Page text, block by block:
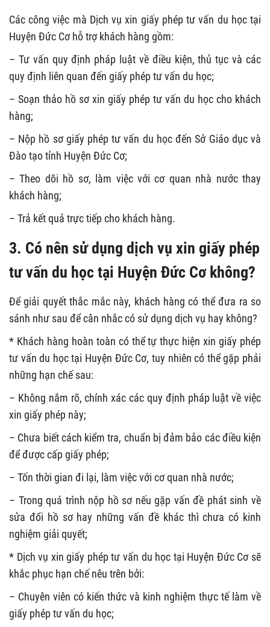
Các công việc mà Dịch vụ xin giấy phép tư vấn du học tại
Huyện Đức Cơ hỗ trợ khách hàng gồm:
– Tư vấn quy định pháp luật về điều kiện, thủ tục và các
quy định liên quan đến giấy phép tư vấn du học;
– Soạn thảo hồ sơ xin giấy phép tư vấn du học cho khách
hàng;
– Nộp hồ sơ giấy phép tư vấn du học đến Sở Giáo dục và
Đào tạo tỉnh Huyện Đức Cơ;
– Theo dõi hồ sơ, làm việc với cơ quan nhà nước thay
khách hàng;
– Trả kết quả trực tiếp cho khách hàng.
3. Có nên sử dụng dịch vụ xin giấy phép
tư vấn du học tại Huyện Đức Cơ không?
Để giải quyết thắc mắc này, khách hàng có thể đưa ra so
sánh như sau để cân nhắc có sử dụng dịch vụ hay không?
* Khách hàng hoàn toàn có thể tự thực hiện xin giấy phép
tư vấn du học tại Huyện Đức Cơ, tuy nhiên có thể gặp phải
những hạn chế sau:
– Không nắm rõ, chính xác các quy định pháp luật về việc
xin giấy phép này;
– Chưa biết cách kiểm tra, chuẩn bị đảm bảo các điều kiện
để được cấp giấy phép;
– Tốn thời gian đi lại, làm việc với cơ quan nhà nước;
– Trong quá trình nộp hồ sơ nếu gặp vấn đề phát sinh về
sửa đổi hồ sơ hay những vấn đề khác thì chưa có kinh
nghiệm giải quyết;
* Dịch vụ xin giấy phép tư vấn du học tại Huyện Đức Cơ sẽ
khắc phục hạn chế nêu trên bởi:
– Chuyên viên có kiến thức và kinh nghiệm thực tế làm về
giấy phép tư vấn du học;